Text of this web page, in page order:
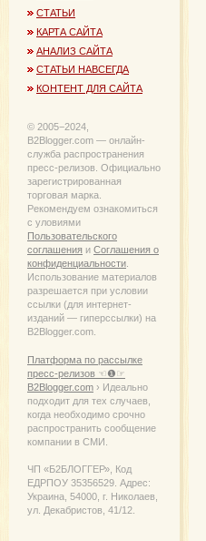
СТАТЬИ
КАРТА САЙТА
АНАЛИЗ САЙТА
СТАТЬИ НАВСЕГДА
КОНТЕНТ ДЛЯ САЙТА
© 2005−2024,
B2Blogger.com — онлайн-
служба распространения
пресс-релизов. Официально
зарегистрированная
торговая марка.
Рекомендуем ознакомиться
с уловиями
Пользовательского
соглашения и Соглашения о
конфиденциальности
Использование материалов
разрешается при условии
ссылки (для интернет-
изданий — гиперссылки) на
B2Blogger.com.
Платформа по рассылке
пресс-релизов ☜❶☞
B2Blogger.com › Идеально
подходит для тех случаев,
когда необходимо срочно
распространить сообщение
компании в СМИ.
ЧП «Б2БЛОГГЕР», Код
ЕДРПОУ 35356529. Адрес:
Украина, 54000, г. Николаев,
ул. Декабристов, 41/12.